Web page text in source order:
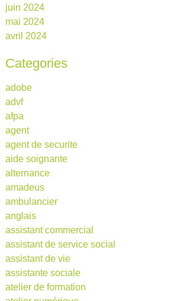
juin 2024
mai 2024
avril 2024
Categories
adobe
advf
afpa
agent
agent de securite
aide soignante
alternance
amadeus
ambulancier
anglais
assistant commercial
assistant de service social
assistant de vie
assistante sociale
atelier de formation